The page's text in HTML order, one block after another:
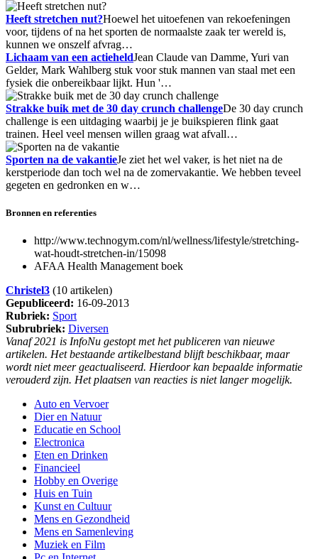
Heeft stretchen nut?Hoewel het uitoefenen van rekoefeningen
voor, tijdens of na het sporten de normaalste zaak ter wereld is,
kunnen we onszelf afvrag…
Lichaam van een actieheldJean Claude van Damme, Yuri van
Gelder, Mark Wahlberg stuk voor stuk mannen van staal met een
fysiek die onbereikbaar lijkt. Hun '…
Strakke buik met de 30 day crunch challengeDe 30 day crunch
challenge is een uitdaging waarbij je je buikspieren flink gaat
trainen. Heel veel mensen willen graag wat afvall…
Sporten na de vakantieJe ziet het wel vaker, is het niet na de
kerstperiode dan toch wel na de zomervakantie. We hebben teveel
gegeten en gedronken en w…
Bronnen en referenties
http://www.technogym.com/nl/wellness/lifestyle/stretching-
wat-houdt-stretchen-in/15098
AFAA Health Management boek
Christel3 (10 artikelen)
Gepubliceerd: 16-09-2013
Rubriek: Sport
Subrubriek: Diversen
Vanaf 2021 is InfoNu gestopt met het publiceren van nieuwe
artikelen. Het bestaande artikelbestand blijft beschikbaar, maar
wordt niet meer geactualiseerd. Hierdoor kan bepaalde informatie
verouderd zijn. Het plaatsen van reacties is niet langer mogelijk.
Auto en Vervoer
Dier en Natuur
Educatie en School
Electronica
Eten en Drinken
Financieel
Hobby en Overige
Huis en Tuin
Kunst en Cultuur
Mens en Gezondheid
Mens en Samenleving
Muziek en Film